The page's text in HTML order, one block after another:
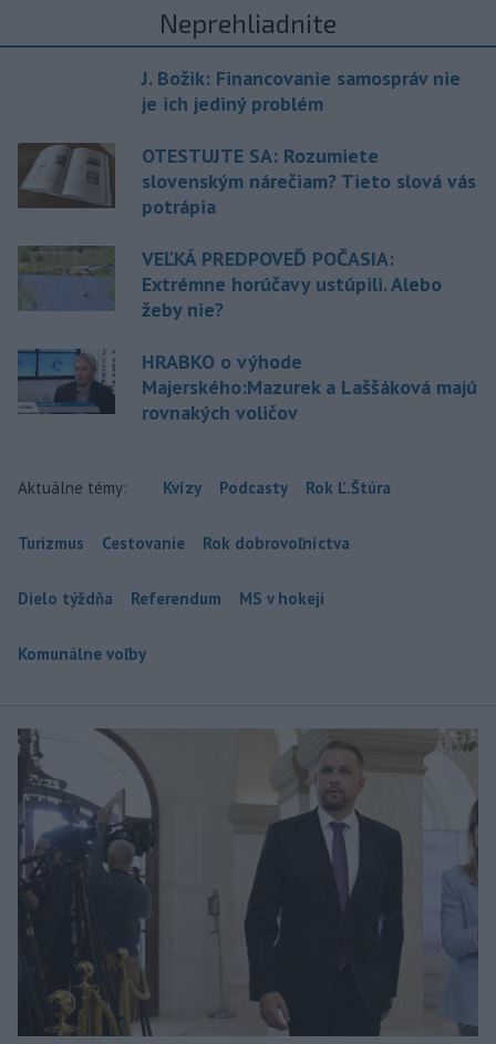
Neprehliadnite
J. Božik: Financovanie samospráv nie
je ich jediný problém
OTESTUJTE SA: Rozumiete
slovenským nárečiam? Tieto slová vás
potrápia
VEĽKÁ PREDPOVEĎ POČASIA:
Extrémne horúčavy ustúpili. Alebo
žeby nie?
HRABKO o výhode
Majerského:Mazurek a Laššáková majú
rovnakých voličov
Aktuálne témy: Kvízy Podcasty Rok Ľ.Štúra
Turizmus Cestovanie Rok dobrovoľníctva
Dielo týždňa Referendum MS v hokeji
Komunálne voľby